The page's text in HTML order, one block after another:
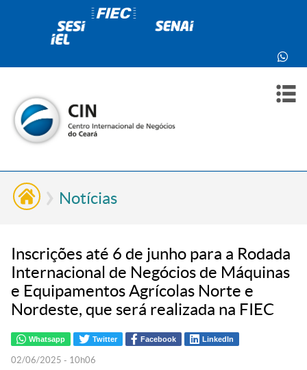
Notícias
Inscrições até 6 de junho para a Rodada
Internacional de Negócios de Máquinas
e Equipamentos Agrícolas Norte e
Nordeste, que será realizada na FIEC
Whatsapp Twitter Facebook LinkedIn
02/06/2025 - 10h06